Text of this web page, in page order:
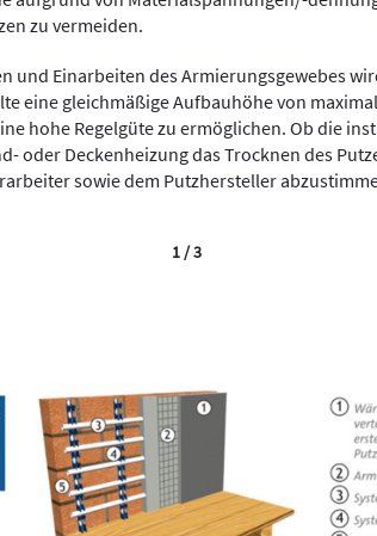
zu vermeiden.
und Einarbeiten des Armierungsgewebes
eine gleichmäßige Aufbauhöhe von
hohe Regelgüte zu ermöglichen. Ob die
oder Deckenheizung das Trocknen des
sowie dem Putzhersteller
1 / 3